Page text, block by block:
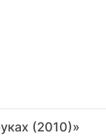
(2010)»